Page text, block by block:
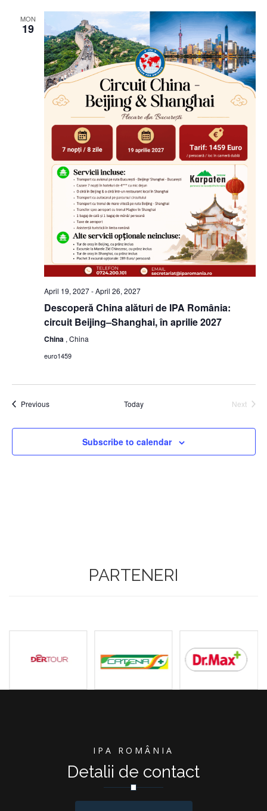
MON
19
April 19, 2027-April 26, 2027
Descoperă China alături de IPA România:
circuit Beijing–Shanghai, în aprilie 2027
China , China
euro1459
PreviousEvents Today
Next
Subscribe to calendar
PARTENERI
IPA ROMÂNIA
Detalii de contact